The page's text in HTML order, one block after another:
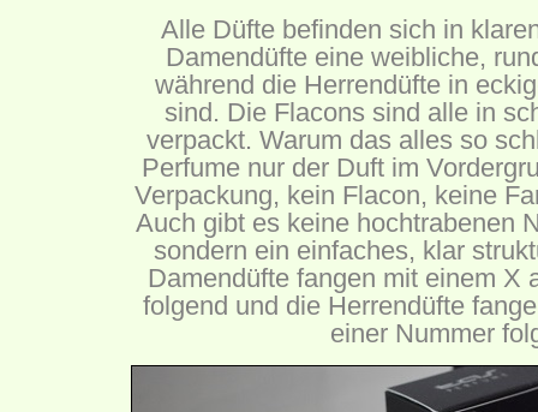
Alle Düfte befinden sich in
Damendüfte eine weibliche,
während die Herrendüfte in
sind. Die Flacons sind alle in
verpackt. Warum das alles so
Perfume nur der Duft im
Verpackung, kein Flacon, keine
Auch gibt es keine hochtrabenen
sondern ein einfaches, klar
Damendüfte fangen mit einem X
folgend und die Herrendüfte
einer Nummer